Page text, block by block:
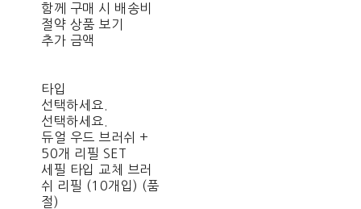
함께 구매 시 배송비
절약 상품 보기
추가 금액
타입
선택하세요.
선택하세요.
듀얼 우드 브러쉬 +
50개 리필 SET
세필 타입 교체 브러
쉬 리필 (10개입) (품
절)